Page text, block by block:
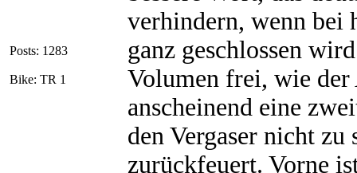
Posts: 1283
Bike: TR 1
verhindern, wenn bei
ganz geschlossen
Volumen frei, wie der
anscheinend eine
den Vergaser nicht zu
zurückfeuert. Vorne